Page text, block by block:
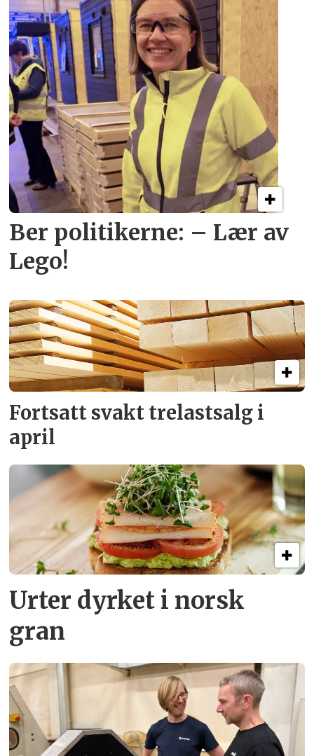
Ber politikerne: – Lær av
Lego!
Fortsatt svakt trelastsalg i
april
Urter dyrket i norsk
gran